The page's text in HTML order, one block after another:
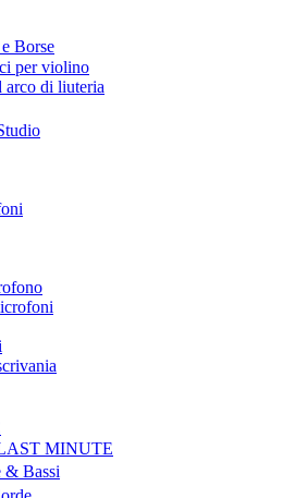
Borse
per violino
arco di liuteria
MINUTE
& Bassi